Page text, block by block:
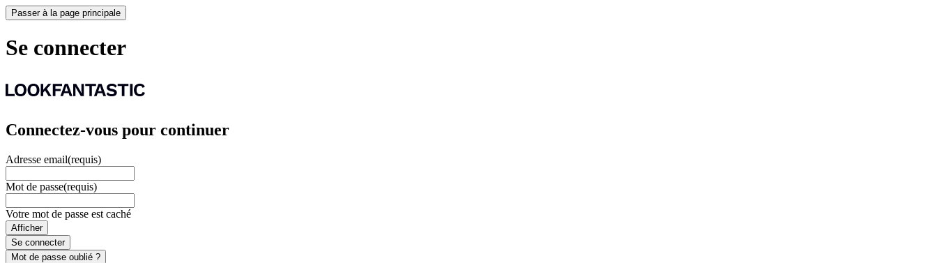
Passer à la page principale
Se connecter
Connectez-vous pour continuer
Adresse email(requis)
Mot de passe(requis)
Votre mot de passe est caché
Afficher
Se connecter
Mot de passe oublié ?